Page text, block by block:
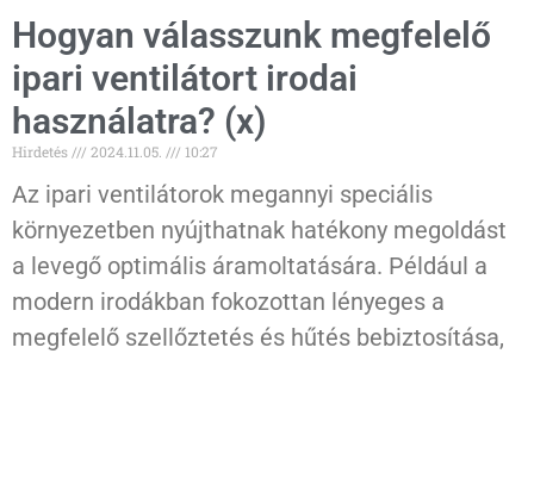
Hogyan válasszunk megfelelő
ipari ventilátort irodai
használatra? (x)
Hirdetés 2024.11.05. 10:27
Az ipari ventilátorok megannyi speciális
környezetben nyújthatnak hatékony megoldást
a levegő optimális áramoltatására. Például a
modern irodákban fokozottan lényeges a
megfelelő szellőztetés és hűtés bebiztosítása,